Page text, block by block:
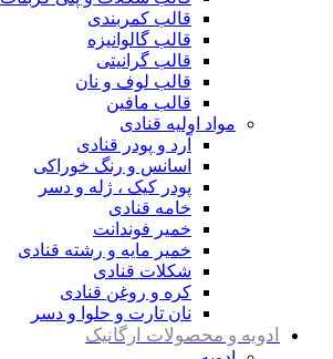
قالب کمربندی
قالب گالوانیزه
قالب گرانیتی
قالب لوف و نان
قالب مافین
مواد اولیه قنادی
آرد و پودر قنادی
اسانس و رنگ خوراکی
پودر کیک ، ژله و دسر
خامه قنادی
خمیر فوندانت
خمیر مایه و رشته قنادی
شکلات قنادی
کره و روغن قنادی
نان تارت و حلوا و دسر
ادویه و محصولات ارگانیک